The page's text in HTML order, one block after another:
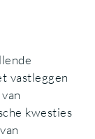
vastleggen
kwesties